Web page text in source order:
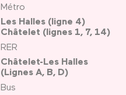
Métro
Les Halles (ligne 4)
Châtelet (lignes 1, 7, 14)
RER
Châtelet-Les Halles
(Lignes A, B, D)
Bus